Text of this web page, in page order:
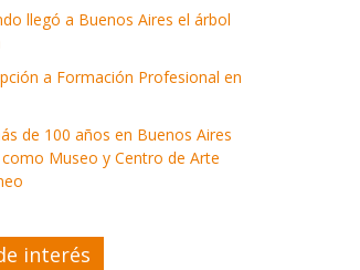
llegó a Buenos Aires el árbol
a Formación Profesional en
de 100 años en Buenos Aires
Museo y Centro de Arte
interés